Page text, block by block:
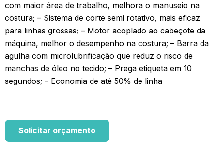
com maior área de trabalho, melhora o manuseio na
costura; – Sistema de corte semi rotativo, mais eficaz
para linhas grossas; – Motor acoplado ao cabeçote da
máquina, melhor o desempenho na costura; – Barra da
agulha com microlubrificação que reduz o risco de
manchas de óleo no tecido; – Prega etiqueta em 10
segundos; – Economia de até 50% de linha
Solicitar orçamento